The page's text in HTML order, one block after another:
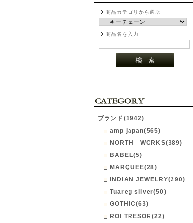
商品カテゴリから選ぶ
商品名を入力
ブランド(1942)
amp japan(565)
NORTH WORKS(389)
BABEL(5)
MARQUEE(28)
INDIAN JEWELRY(290)
Tuareg silver(50)
GOTHIC(63)
ROI TRESOR(22)